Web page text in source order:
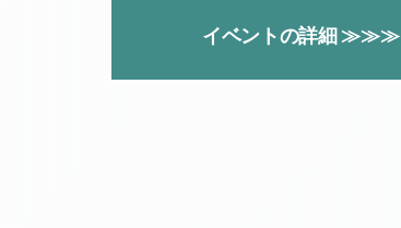
イベントの詳細 ≫≫≫